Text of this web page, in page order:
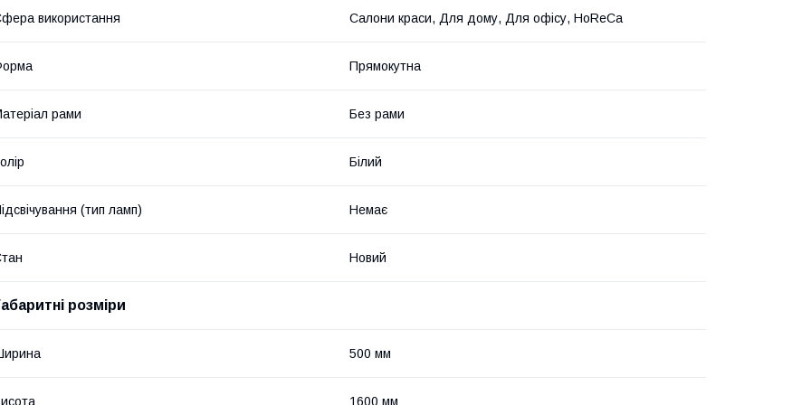
використання Салони краси, Для дому, Для офісу, HoReCa
Прямокутна
рами Без рами
Білий
(тип ламп) Немає
Новий
розміри
500 мм
1600 мм